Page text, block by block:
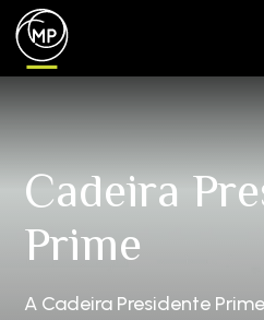
Cadeira
Prime
A Cadeira Presidente